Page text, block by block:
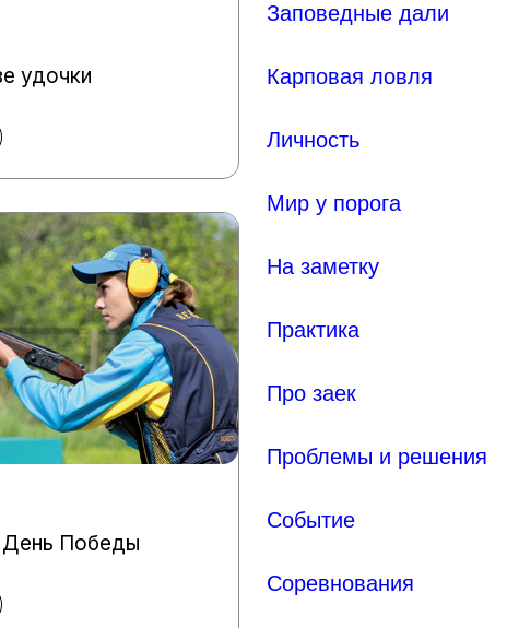
удочки
Победы
Заповедные дали
Карповая ловля
Личность
Мир у порога
На заметку
Практика
Про заек
Проблемы и решения
Событие
Соревнования